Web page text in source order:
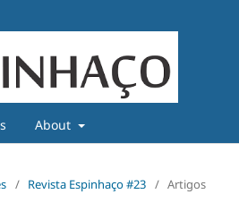
About
/ Revista Espinhaço #23 / Artigos